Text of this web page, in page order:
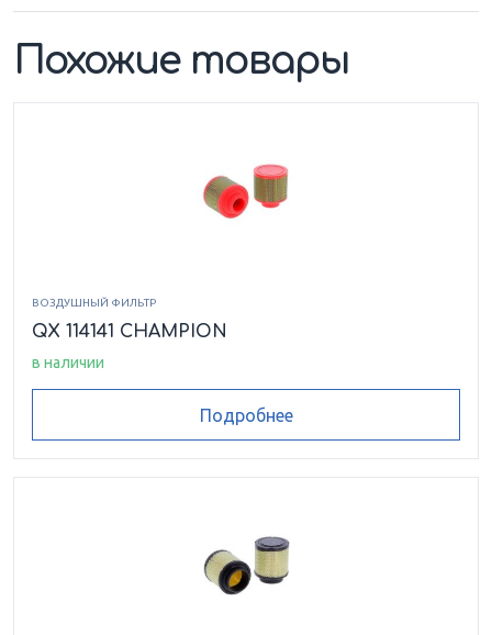
Похожие товары
ВОЗДУШНЫЙ ФИЛЬТР
QX 114141 CHAMPION
в наличии
Подробнее